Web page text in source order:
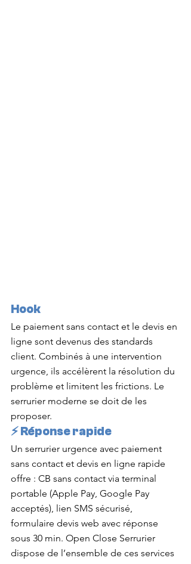
Hook
Le paiement sans contact et le devis en
ligne sont devenus des standards
client. Combinés à une intervention
urgence, ils accélèrent la résolution du
problème et limitent les frictions. Le
serrurier moderne se doit de les
proposer.
⚡ Réponse rapide
Un serrurier urgence avec paiement
sans contact et devis en ligne rapide
offre : CB sans contact via terminal
portable (Apple Pay, Google Pay
acceptés), lien SMS sécurisé,
formulaire devis web avec réponse
sous 30 min. Open Close Serrurier
dispose de l’ensemble de ces services